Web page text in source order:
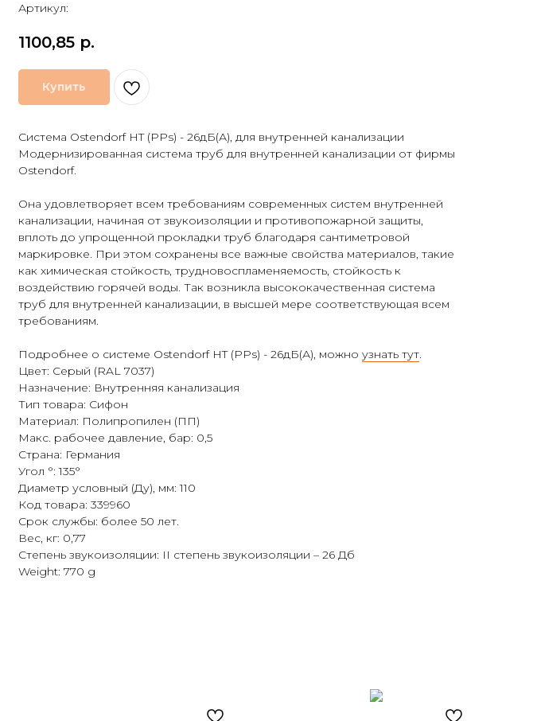
Артикул:
1100,85 р.
Купить
Система Ostendorf HT (PPs) - 26дБ(А), для внутренней канализации
Модернизированная система труб для внутренней канализации от фирмы
Ostendorf.
Она удовлетворяет всем требованиям современных систем внутренней
канализации, начиная от звукоизоляции и противопожарной защиты,
вплоть до упрощенной прокладки труб благодаря сантиметровой
маркировке. При этом сохранены все важные свойства материалов, такие
как химическая стойкость, трудновоспламеняемость, стойкость к
воздействию горячей воды. Так возникла высококачественная система
труб для внутренней канализации, в высшей мере соответствующая всем
требованиям.
Подробнее о системе Ostendorf HT (PPs) - 26дБ(А), можно узнать тут.
Цвет: Серый (RAL 7037)
Назначение: Внутренняя канализация
Тип товара: Сифон
Материал: Полипропилен (ПП)
Макс. рабочее давление, бар: 0,5
Страна: Германия
Угол °: 135°
Диаметр условный (Ду), мм: 110
Код товара: 339960
Срок службы: более 50 лет.
Вес, кг: 0,77
Степень звукоизоляции: II степень звукоизоляции – 26 Дб
Weight: 770 g